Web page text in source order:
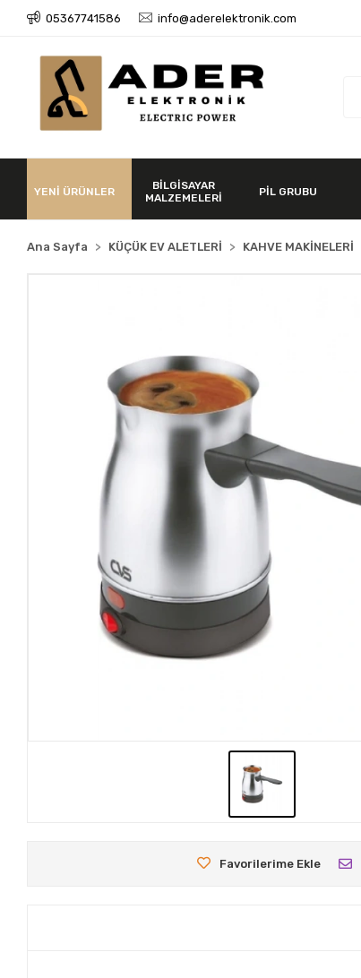
05367741586 info@aderelektronik.com
YENİ ÜRÜNLER
BİLGİSAYAR
MALZEMELERİ
PİL GRUBU
Ana Sayfa KÜÇÜK EV ALETLERİ KAHVE MAKİNELERİ
Favorilerime Ekle